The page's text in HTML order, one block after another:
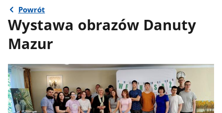
Powrót
Wystawa obrazów Danuty
Mazur